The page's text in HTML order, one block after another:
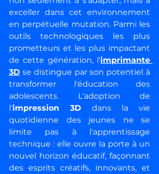
exceller dans cet environnement
en perpétuelle mutation. Parmi les
outils technologiques les plus
prometteurs et les plus impactant
de cette génération, l'imprimante
3D se distingue par son potentiel à
transformer l'éducation des
adolescents. L'adoption de
l'impression 3D dans la vie
quotidienne des jeunes ne se
limite pas à l'apprentissage
technique : elle ouvre la porte à un
nouvel horizon éducatif, façonnant
des esprits créatifs, innovants, et